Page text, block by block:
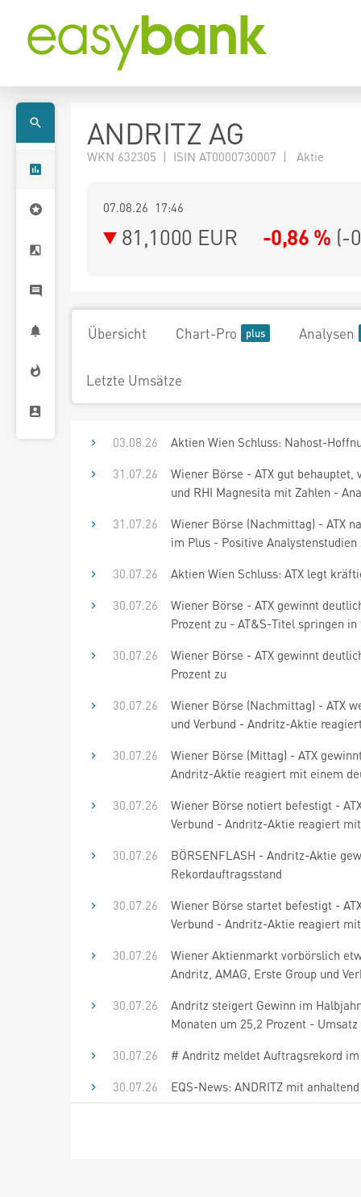
ANDRITZ AG
WKN 632305 | ISIN AT0000730007 | Aktie
07.08.26 17:46
81,1000 EUR -0,86 % (-
Übersicht Chart-Pro Analysen
Letzte Umsätze
03.08.26
Aktien Wien Schluss: Nahost-
31.07.26
Wiener Börse - ATX gut
und RHI Magnesita mit Zahlen -
31.07.26
Wiener Börse (Nachmittag) - ATX
im Plus - Positive
30.07.26
Aktien Wien Schluss: ATX legt
30.07.26
Wiener Börse - ATX gewinnt
Prozent zu - AT&S-Titel springen
30.07.26
Wiener Börse - ATX gewinnt
Prozent zu
30.07.26
Wiener Börse (Nachmittag) - ATX
und Verbund - Andritz-Aktie
30.07.26
Wiener Börse (Mittag) - ATX
Andritz-Aktie reagiert mit einem
30.07.26
Wiener Börse notiert befestigt -
Verbund - Andritz-Aktie reagiert
30.07.26
BÖRSENFLASH - Andritz-Aktie
Rekordauftragsstand
30.07.26
Wiener Börse startet befestigt -
Verbund - Andritz-Aktie reagiert
30.07.26
Wiener Aktienmarkt vorbörslich
Andritz, AMAG, Erste Group und
30.07.26
Andritz steigert Gewinn im
Monaten um 25,2 Prozent -
30.07.26
# Andritz meldet Auftragsrekord
30.07.26
EQS-News: ANDRITZ mit